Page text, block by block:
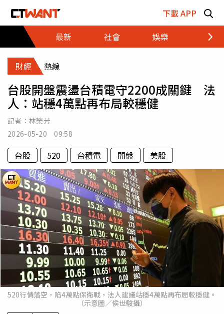
下載 APP
最新
社會 娛樂 財經
財經 熱線
台股開盤震盪台積電守2200成關鍵 法
人：站穩4萬點再布局較穩健
記者： 林榮芳
2026-05-20 09:58
台股 520 台積電 開盤 美股
520行情落空，陷4萬點保衛戰，法人建議站穩4萬點再布局較穩健。
（示意圖／侯世駿攝）